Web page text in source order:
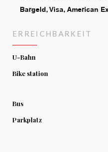
Bargeld, Visa, American
ERREICHBARKEIT
U-Bahn
Bike station
Bus
Parkplatz